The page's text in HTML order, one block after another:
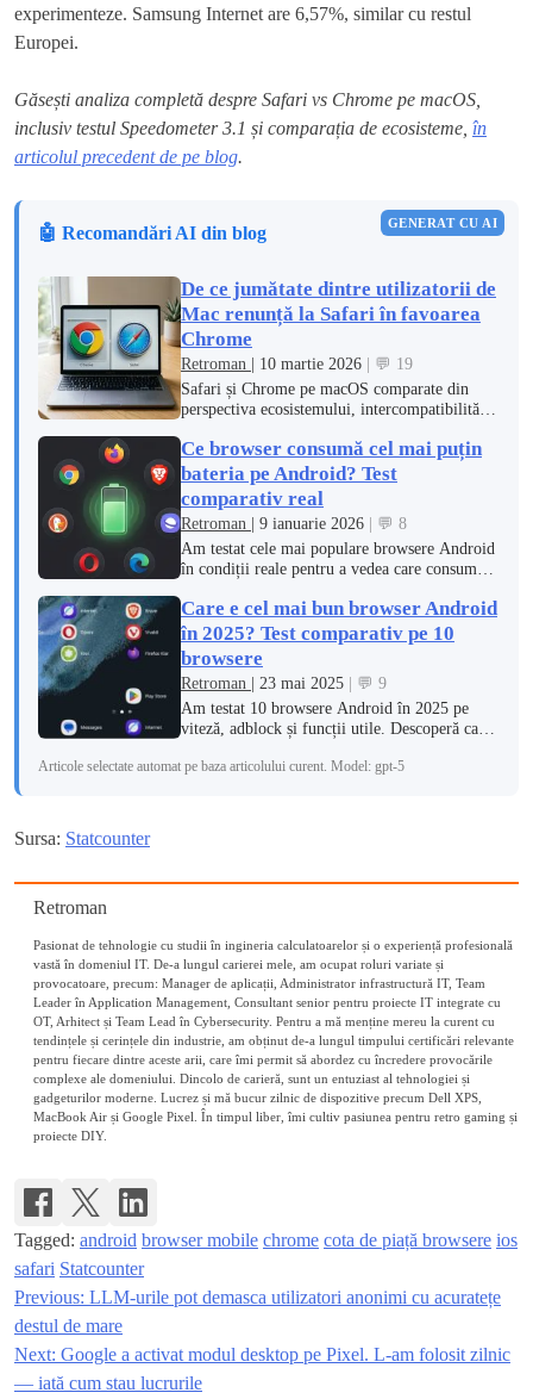
experimenteze. Samsung Internet are 6,57%, similar cu restul
Europei.
Găsești analiza completă despre Safari vs Chrome pe macOS,
inclusiv testul Speedometer 3.1 și comparația de ecosisteme, în
articolul precedent de pe blog.
GENERAT CU AI
🤖 Recomandări AI din blog
De ce jumătate dintre utilizatorii de
Mac renunță la Safari în favoarea
Chrome
Retroman | 10 martie 2026
| 💬 19
Safari și Chrome pe macOS comparate din
perspectiva ecosistemului, intercompatibilității
benchmark Speedometer 3.1.
Ce browser consumă cel mai puțin
bateria pe Android? Test
comparativ real
Retroman | 9 ianuarie 2026
| 💬 8
Am testat cele mai populare browsere Android
în condiții reale pentru a vedea care consumă
Care e cel mai bun browser Android
în 2025? Test comparativ pe 10
browsere
Retroman | 23 mai 2025
| 💬 9
Am testat 10 browsere Android în 2025 pe
viteză, adblock și funcții utile. Descoperă care
Articole selectate automat pe baza articolului curent. Model: gpt-5
Sursa: Statcounter
Retroman
Pasionat de tehnologie cu studii în ingineria calculatoarelor și o experiență profesională
vastă în domeniul IT. De-a lungul carierei mele, am ocupat roluri variate și
provocatoare, precum: Manager de aplicații, Administrator infrastructură IT, Team
Leader în Application Management, Consultant senior pentru proiecte IT integrate cu
OT, Arhitect și Team Lead în Cybersecurity. Pentru a mă menține mereu la curent cu
tendințele și cerințele din industrie, am obținut de-a lungul timpului certificări relevante
pentru fiecare dintre aceste arii, care îmi permit să abordez cu încredere provocările
complexe ale domeniului. Dincolo de carieră, sunt un entuziast al tehnologiei și
gadgeturilor moderne. Lucrez și mă bucur zilnic de dispozitive precum Dell XPS,
MacBook Air și Google Pixel. În timpul liber, îmi cultiv pasiunea pentru retro gaming și
proiecte DIY.
Tagged: android browser mobile chrome cota de piață browsere ios
safari Statcounter
Navigare
în
articole
Previous: LLM-urile pot demasca utilizatori anonimi cu acuratețe
destul de mare
Next: Google a activat modul desktop pe Pixel. L-am folosit zilnic
— iată cum stau lucrurile